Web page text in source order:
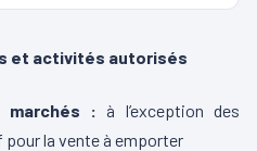
et activités autorisés
marchés : à l’exception des
la vente à emporter